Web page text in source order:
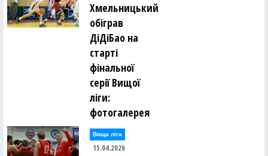
Хмельницький
обіграв
ДіДіБао на
старті
фінальної
серії Вищої
ліги:
фотогалерея
Вища лiга
15.04.2026